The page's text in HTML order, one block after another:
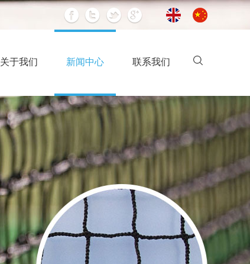
关于我们 新闻中心 联系我们